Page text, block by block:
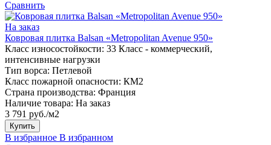
Сравнить
На заказ
Ковровая плитка Balsan «Metropolitan Avenue 950»
Класс износостойкости: 33 Класс - коммерческий,
интенсивные нагрузки
Тип ворса: Петлевой
Класс пожарной опасности: КМ2
Страна производства: Франция
Наличие товара: На заказ
3 791 руб./м2
Купить
В избранное В избранном